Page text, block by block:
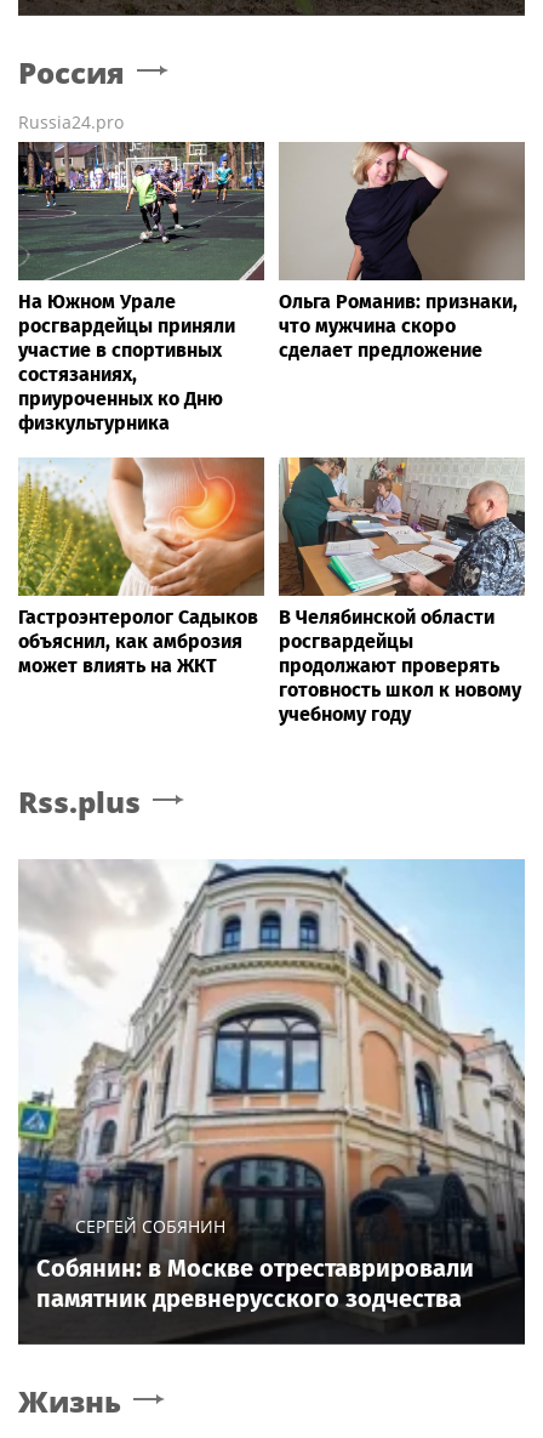
Россия
Russia24.pro
На Южном Урале
росгвардейцы приняли
участие в спортивных
состязаниях,
приуроченных ко Дню
физкультурника
Ольга Романив: признаки,
что мужчина скоро
сделает предложение
Гастроэнтеролог Садыков
объяснил, как амброзия
может влиять на ЖКТ
В Челябинской области
росгвардейцы
продолжают проверять
готовность школ к новому
учебному году
Rss.plus
СЕРГЕЙ СОБЯНИН
Собянин: в Москве отреставрировали
памятник древнерусского зодчества
Жизнь